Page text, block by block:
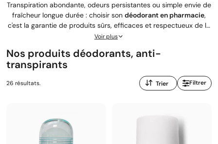
Transpiration abondante, odeurs persistantes ou simple envie de
fraîcheur longue durée : choisir son déodorant en pharmacie,
c'est la garantie de produits sûrs, efficaces et respectueux de la
peau. Nos pharmaciens ont réuni un large choix de déodorants,
signés Etiaxil, La Roche Posay, Avène, Nuxe et La Rosée, pour
garder vos aisselles au sec en toutes circonstances. Et si vos
pieds sont aussi concernés, des soins dédiés à latranspiration
des pieds
complètent utilement votre routine.
Voir plus
Nos produits déodorants, anti-
transpirants
26 résultats.
Trier
par
Filtrer